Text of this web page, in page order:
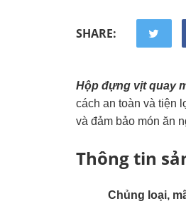
SHARE:
Hộp đựng vịt quay
cách an toàn và tiện
và đảm bảo món ăn
Thông tin
Chủng loại,